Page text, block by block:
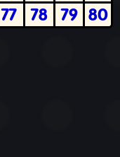
77 78 79 80